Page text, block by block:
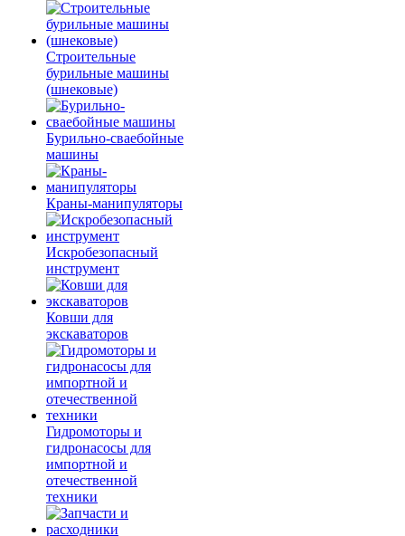
Строительные
бурильные машины
(шнековые)
Бурильно-сваебойные
машины
Краны-манипуляторы
Искробезопасный
инструмент
Ковши для
экскаваторов
Гидромоторы и
гидронасосы для
импортной и
отечественной
техники